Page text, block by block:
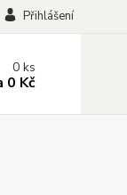
Přihlášení
0ks
0 Kč